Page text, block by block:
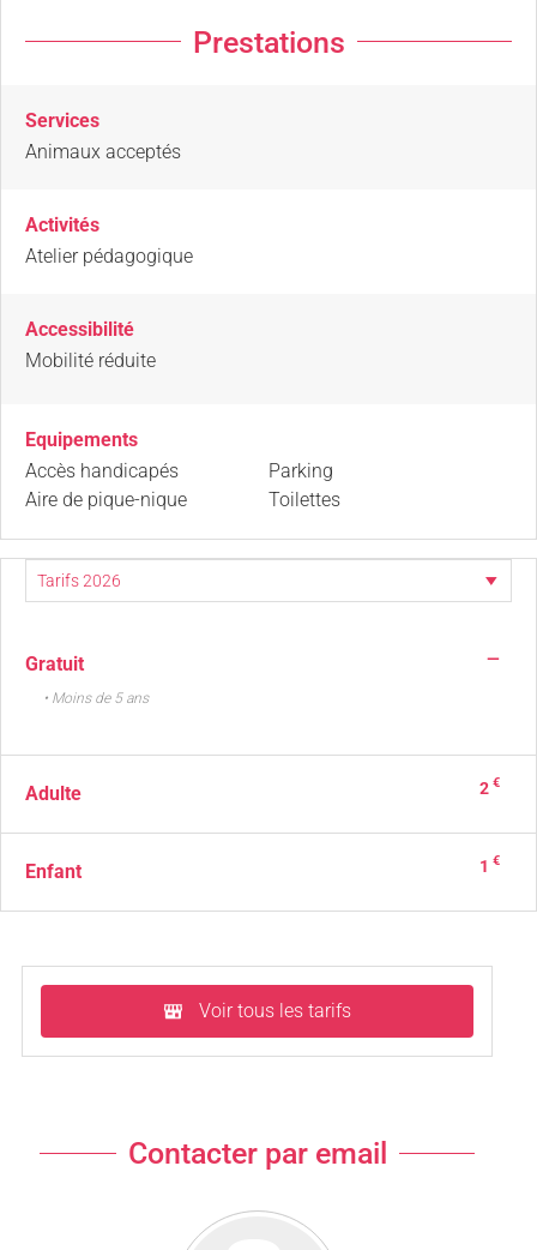
Prestations
Services
Animaux acceptés
Activités
Atelier pédagogique
Accessibilité
Mobilité réduite
Equipements
Accès handicapés
Aire de pique-nique
Parking
Toilettes
Gratuit —
• Moins de 5 ans
Adulte 2 €
Enfant 1 €
Voir tous les tarifs
Contacter par email